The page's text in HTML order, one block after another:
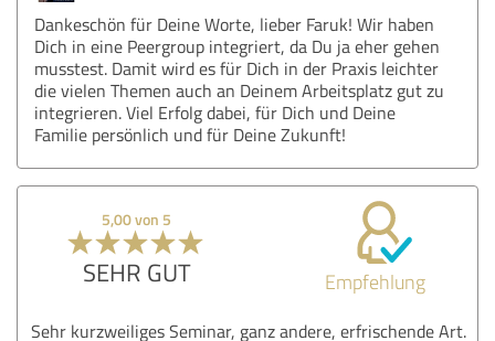
Dankeschön für Deine Worte, lieber Faruk! Wir haben
Dich in eine Peergroup integriert, da Du ja eher gehen
musstest. Damit wird es für Dich in der Praxis leichter
die vielen Themen auch an Deinem Arbeitsplatz gut zu
integrieren. Viel Erfolg dabei, für Dich und Deine
Familie persönlich und für Deine Zukunft!
5,00 von 5
SEHR GUT Empfehlung
Sehr kurzweiliges Seminar, ganz andere, erfrischende Art.